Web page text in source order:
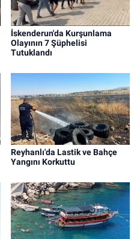
İskenderun'da Kurşunlama
Olayının 7 Şüphelisi
Tutuklandı
Reyhanlı'da Lastik ve Bahçe
Yangını Korkuttu